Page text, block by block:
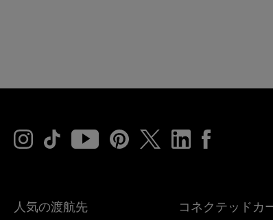
人気の渡航先 コネクテッドカ